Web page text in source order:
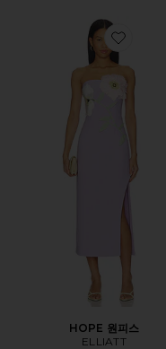
Favorite
HOPE 원피스
ELLIATT